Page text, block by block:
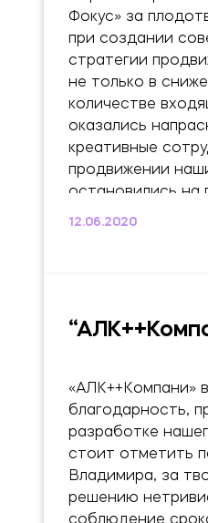
продвижением
оказывают
поддержку,
остается на уровне, несмотря на
короткие сроки
политика и
соответствуют
компании. Это
Фокус» за
при создании
стратегии
не только в
количестве входящий
оказались
креативные
продвижении наших
остановились
контекстной
12.06.2020
«АЛК++Компани»
благодарность,
разработке
стоит отметить помощь программиста
Владимира, за
решению
соблюдение